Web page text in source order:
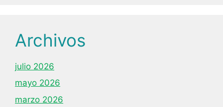
Archivos
julio 2026
mayo 2026
marzo 2026